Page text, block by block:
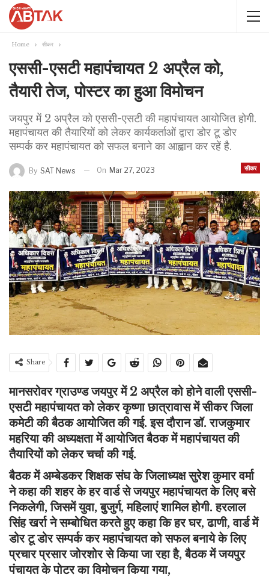
Home सीकर
एससी-एसटी महापंचायत 2 अप्रैल को,
तैयारी तेज, पोस्टर का हुआ विमोचन
जयपुर में 2 अप्रैल को एससी-एसटी की महापंचायत आयोजित होगी.
महापंचायत की तैयारियों को लेकर कार्यकर्ताओं द्वारा डोर टू डोर
सम्पर्क कर महापंचायत को सफल बनाने का आह्वान कर रहें है.
सीकर
By SAT News On Mar 27, 2023
Share
मानसरोवर ग्राउण्ड जयपुर में 2 अप्रैल को होने वाली एससी-
एसटी महापंचायत को लेकर कृष्णा छात्रावास में सीकर जिला
कमेटी की बैठक आयोजित की गई. इस दौरान डॉ. राजकुमार
महरिया की अध्यक्षता में आयोजित बैठक में महापंचायत की
तैयारियों को लेकर चर्चा की गई.
बैठक में अम्बेडकर शिक्षक संघ के जिलाध्यक्ष सुरेश कुमार वर्मा
ने कहा की शहर के हर वार्ड से जयपुर महापंचायत के लिए बसे
निकलेगी, जिसमें युवा, बुुजुर्ग, महिलाएं शामिल होगी. हरलाल
सिंह खर्रा ने सम्बोधित करते हुए कहा कि हर घर, ढाणी, वार्ड में
डोर टू डोर सम्पर्क कर महापंचायत को सफल बनाये के लिए
प्रचार प्रसार जोरशोर से किया जा रहा है, बैठक में जयपुर
पंचायत के पोटर का विमोचन किया गया,